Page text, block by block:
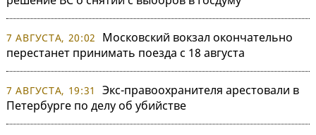
7 АВГУСТА, 20:02
Московский вокзал окончательно
перестанет принимать поезда с 18 августа
7 АВГУСТА, 19:31
Экс-правоохранителя арестовали в
Петербурге по делу об убийстве